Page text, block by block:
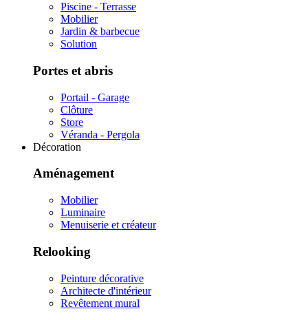
Piscine - Terrasse
Mobilier
Jardin & barbecue
Solution
Portes et abris
Portail - Garage
Clôture
Store
Véranda - Pergola
Décoration
Aménagement
Mobilier
Luminaire
Menuiserie et créateur
Relooking
Peinture décorative
Architecte d'intérieur
Revêtement mural